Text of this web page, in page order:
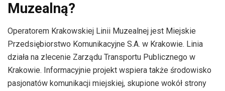
Muzealną?
Operatorem Krakowskiej Linii Muzealnej jest Miejskie
Przedsiębiorstwo Komunikacyjne S.A. w Krakowie. Linia
działa na zlecenie Zarządu Transportu Publicznego w
Krakowie. Informacyjnie projekt wspiera także środowisko
pasjonatów komunikacji miejskiej, skupione wokół strony